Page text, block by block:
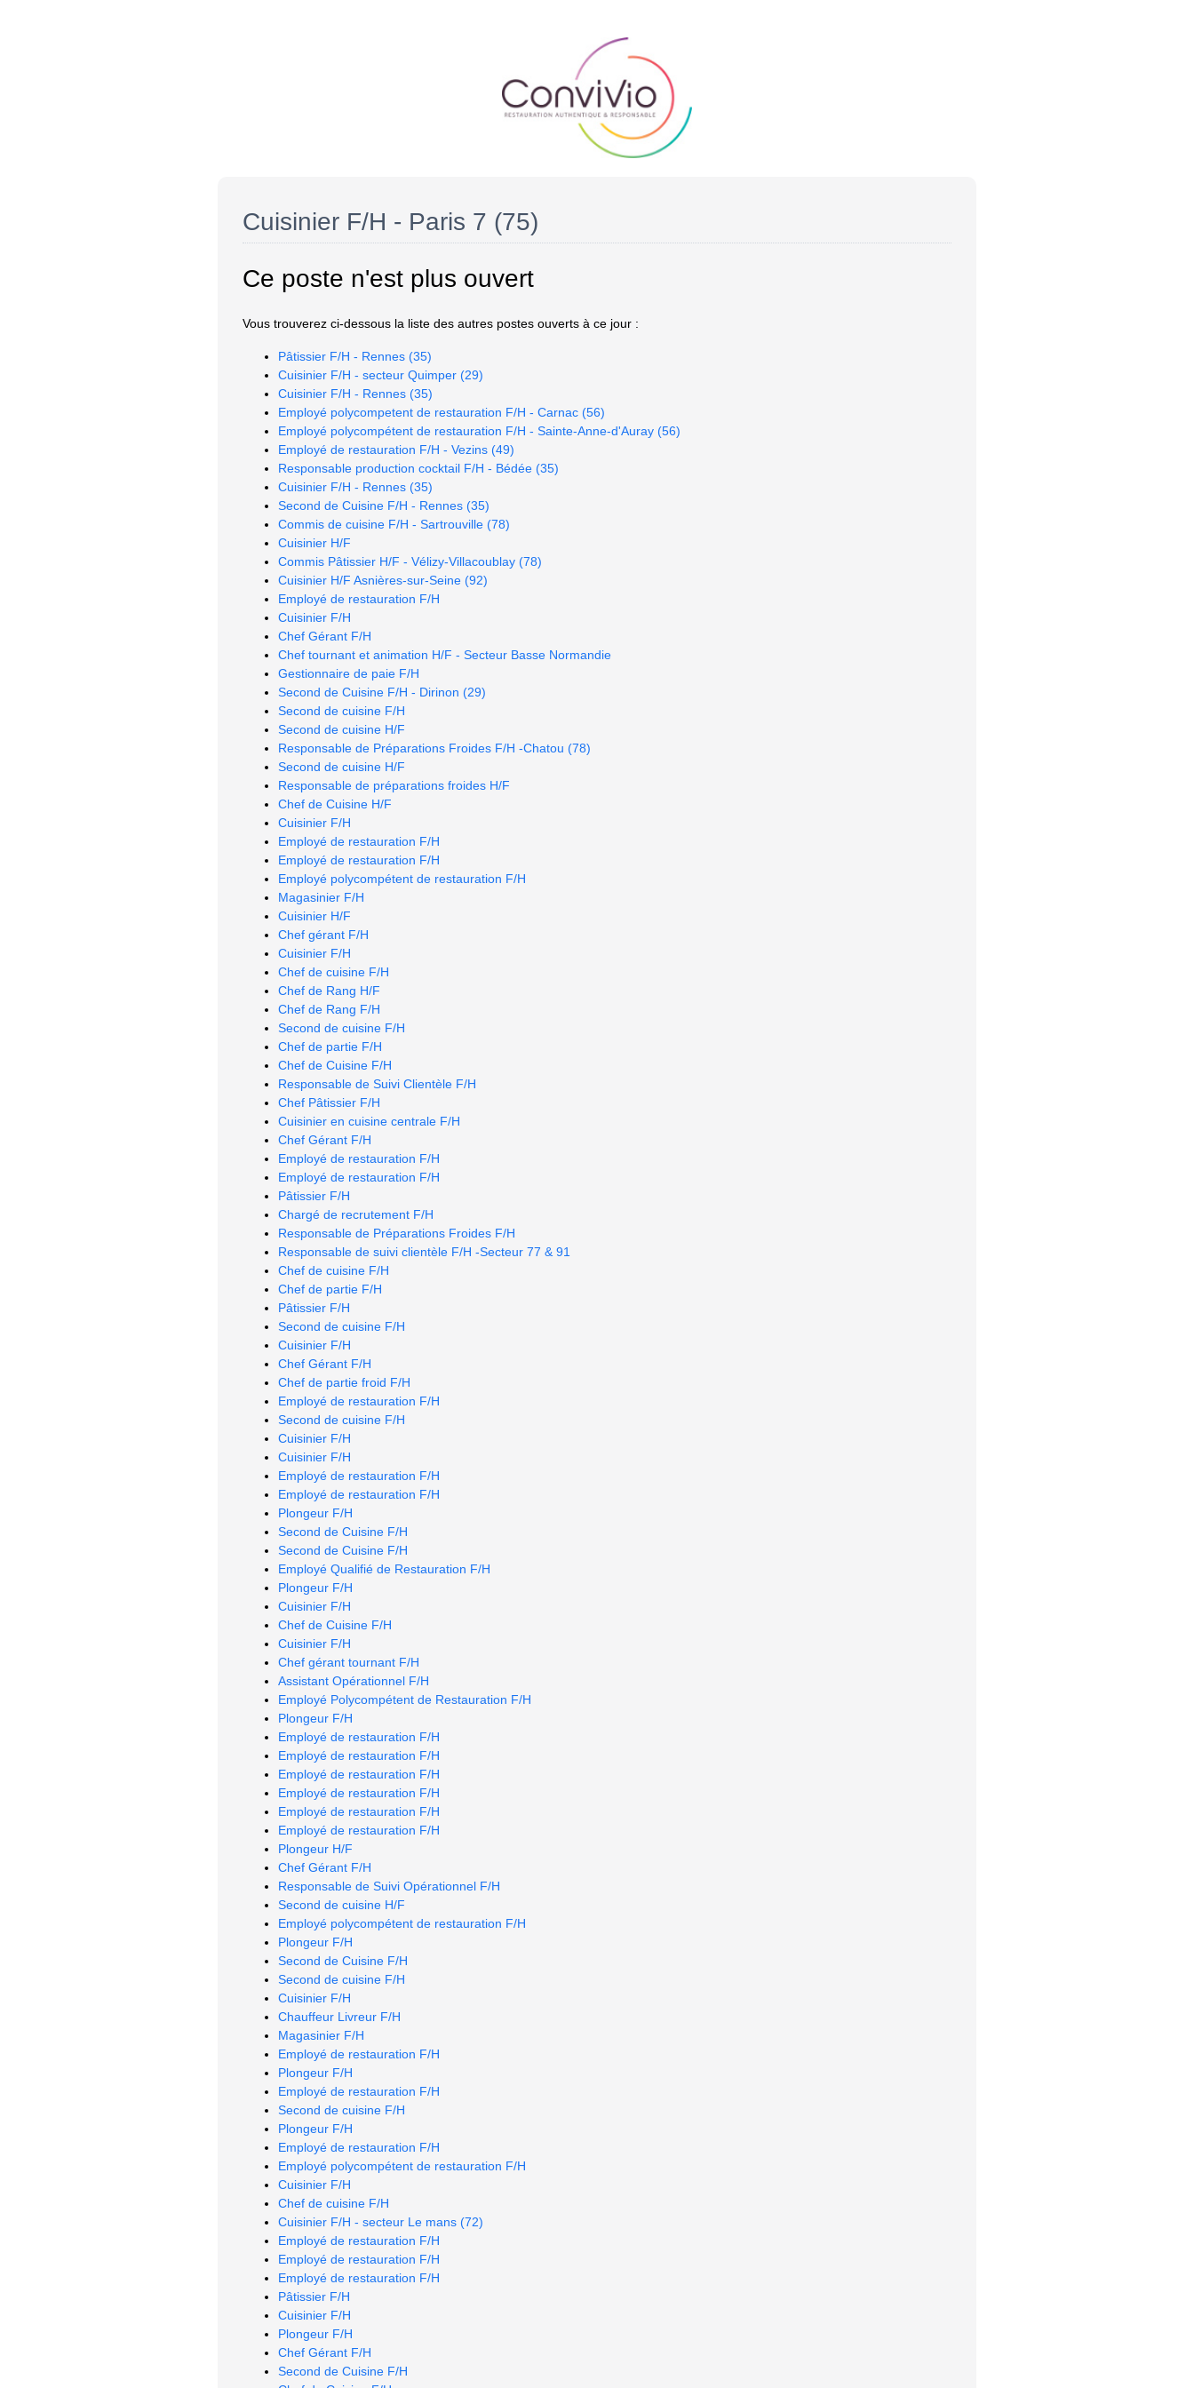
Cuisinier F/H - Paris 7 (75)
Ce poste n'est plus ouvert
Vous trouverez ci-dessous la liste des autres postes ouverts à ce jour :
Pâtissier F/H - Rennes (35)
Cuisinier F/H - secteur Quimper (29)
Cuisinier F/H - Rennes (35)
Employé polycompetent de restauration F/H - Carnac (56)
Employé polycompétent de restauration F/H - Sainte-Anne-d'Auray (56)
Employé de restauration F/H - Vezins (49)
Responsable production cocktail F/H - Bédée (35)
Cuisinier F/H - Rennes (35)
Second de Cuisine F/H - Rennes (35)
Commis de cuisine F/H - Sartrouville (78)
Cuisinier H/F
Commis Pâtissier H/F - Vélizy-Villacoublay (78)
Cuisinier H/F Asnières-sur-Seine (92)
Employé de restauration F/H
Cuisinier F/H
Chef Gérant F/H
Chef tournant et animation H/F - Secteur Basse Normandie
Gestionnaire de paie F/H
Second de Cuisine F/H - Dirinon (29)
Second de cuisine F/H
Second de cuisine H/F
Responsable de Préparations Froides F/H -Chatou (78)
Second de cuisine H/F
Responsable de préparations froides H/F
Chef de Cuisine H/F
Cuisinier F/H
Employé de restauration F/H
Employé de restauration F/H
Employé polycompétent de restauration F/H
Magasinier F/H
Cuisinier H/F
Chef gérant F/H
Cuisinier F/H
Chef de cuisine F/H
Chef de Rang H/F
Chef de Rang F/H
Second de cuisine F/H
Chef de partie F/H
Chef de Cuisine F/H
Responsable de Suivi Clientèle F/H
Chef Pâtissier F/H
Cuisinier en cuisine centrale F/H
Chef Gérant F/H
Employé de restauration F/H
Employé de restauration F/H
Pâtissier F/H
Chargé de recrutement F/H
Responsable de Préparations Froides F/H
Responsable de suivi clientèle F/H -Secteur 77 & 91
Chef de cuisine F/H
Chef de partie F/H
Pâtissier F/H
Second de cuisine F/H
Cuisinier F/H
Chef Gérant F/H
Chef de partie froid F/H
Employé de restauration F/H
Second de cuisine F/H
Cuisinier F/H
Cuisinier F/H
Employé de restauration F/H
Employé de restauration F/H
Plongeur F/H
Second de Cuisine F/H
Second de Cuisine F/H
Employé Qualifié de Restauration F/H
Plongeur F/H
Cuisinier F/H
Chef de Cuisine F/H
Cuisinier F/H
Chef gérant tournant F/H
Assistant Opérationnel F/H
Employé Polycompétent de Restauration F/H
Plongeur F/H
Employé de restauration F/H
Employé de restauration F/H
Employé de restauration F/H
Employé de restauration F/H
Employé de restauration F/H
Employé de restauration F/H
Plongeur H/F
Chef Gérant F/H
Responsable de Suivi Opérationnel F/H
Second de cuisine H/F
Employé polycompétent de restauration F/H
Plongeur F/H
Second de Cuisine F/H
Second de cuisine F/H
Cuisinier F/H
Chauffeur Livreur F/H
Magasinier F/H
Employé de restauration F/H
Plongeur F/H
Employé de restauration F/H
Second de cuisine F/H
Plongeur F/H
Employé de restauration F/H
Employé polycompétent de restauration F/H
Cuisinier F/H
Chef de cuisine F/H
Cuisinier F/H - secteur Le mans (72)
Employé de restauration F/H
Employé de restauration F/H
Employé de restauration F/H
Pâtissier F/H
Cuisinier F/H
Plongeur F/H
Chef Gérant F/H
Second de Cuisine F/H